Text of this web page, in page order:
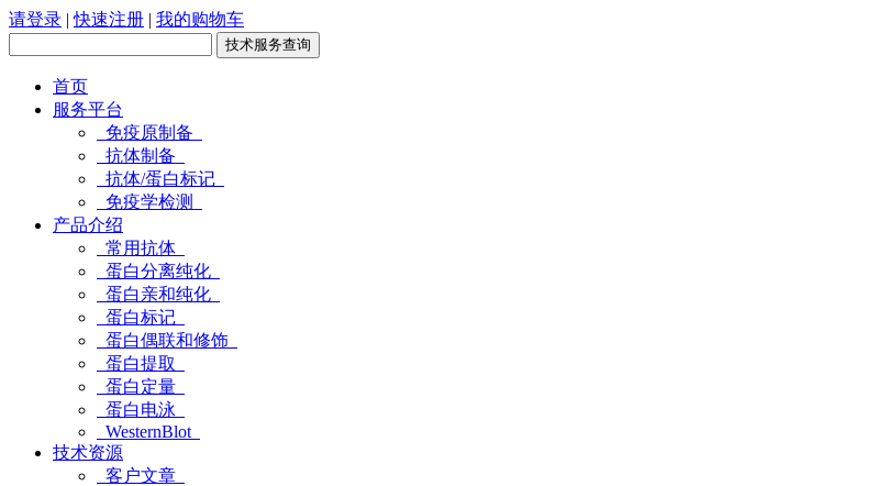
请登录 |快速注册 | 我的购物车
首页
服务平台
免疫原制备
抗体制备
抗体/蛋白标记
免疫学检测
产品介绍
常用抗体
蛋白分离纯化
蛋白亲和纯化
蛋白标记
蛋白偶联和修饰
蛋白提取
蛋白定量
蛋白电泳
WesternBlot
技术资源
客户文章